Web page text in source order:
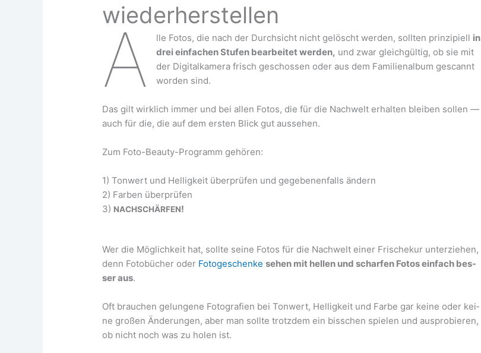
wiederherstellen
A lle Fotos, die nach der Durch­sicht nicht gelöscht wer­den, soll­ten prin­zi­pi­ell in
drei ein­fa­chen Stu­fen bear­bei­tet wer­den, und zwar gleich­gül­tig, ob sie mit
der Digi­tal­ka­me­ra frisch geschos­sen oder aus dem Fami­li­en­al­bum gescannt
wor­den sind.
Das gilt wirk­lich immer und bei allen Fotos, die für die Nach­welt erhal­ten blei­ben sol­len —
auch für die, die auf dem ers­ten Blick gut aussehen.
Zum Foto-Beau­ty-Pro­gramm gehö­ren:
1) Ton­wert und Hel­lig­keit über­prü­fen und gege­be­nen­falls ändern
2) Far­ben über­prü­fen
3) NACHSCHÄRFEN!
Wer die Mög­lich­keit hat, soll­te sei­ne Fotos für die Nach­welt einer Fri­sche­kur unter­zie­hen,
denn Foto­bü­cher oder Foto­ge­schen­ke sehen mit hel­len und schar­fen Fotos ein­fach bes­
ser aus.
Oft brau­chen gelun­ge­ne Foto­gra­fien bei Ton­wert, Hel­lig­keit und Far­be gar kei­ne oder kei­
ne gro­ßen Ände­run­gen, aber man soll­te trotz­dem ein biss­chen spie­len und aus­pro­bie­ren,
ob nicht noch was zu holen ist.